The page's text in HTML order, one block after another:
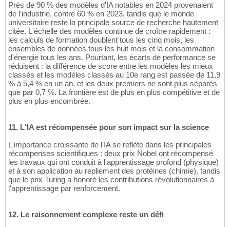
Près de 90 % des modèles d'IA notables en 2024 provenaient
de l'industrie, contre 60 % en 2023, tandis que le monde
universitaire reste la principale source de recherche hautement
citée. L'échelle des modèles continue de croître rapidement :
les calculs de formation doublent tous les cinq mois, les
ensembles de données tous les huit mois et la consommation
d'énergie tous les ans. Pourtant, les écarts de performance se
réduisent : la différence de score entre les modèles les mieux
classés et les modèles classés au 10e rang est passée de 11,9
% à 5,4 % en un an, et les deux premiers ne sont plus séparés
que par 0,7 %. La frontière est de plus en plus compétitive et de
plus en plus encombrée.
11. L'IA est récompensée pour son impact sur la science
L'importance croissante de l'IA se reflète dans les principales
récompenses scientifiques : deux prix Nobel ont récompensé
les travaux qui ont conduit à l'apprentissage profond (physique)
et à son application au repliement des protéines (chimie), tandis
que le prix Turing a honoré les contributions révolutionnaires à
l'apprentissage par renforcement.
12. Le raisonnement complexe reste un défi